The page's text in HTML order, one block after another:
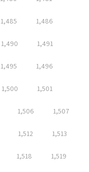
1,485 1,486
1,490 1,491
1,495 1,496
1,500 1,501
1,506 1,507
1,512 1,513
1,518 1,519